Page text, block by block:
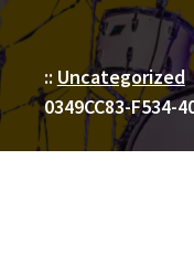
:: Uncategorized
0349CC83-F534-